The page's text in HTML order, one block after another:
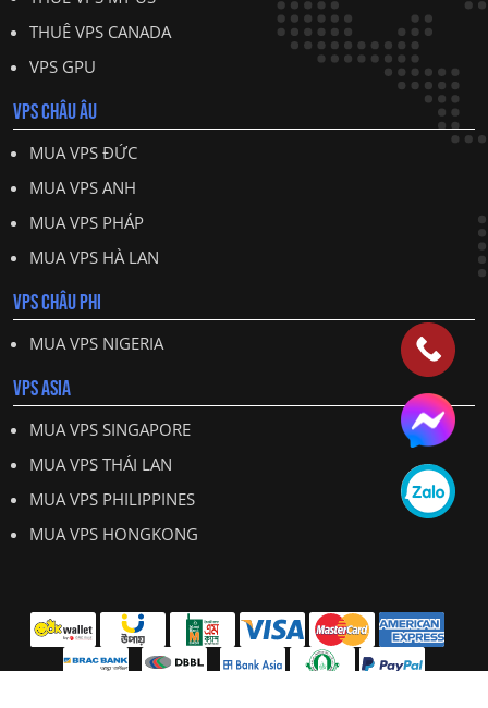
THUÊ VPS CANADA
VPS GPU
VPS CHÂU ÂU
MUA VPS ĐỨC
MUA VPS ANH
MUA VPS PHÁP
MUA VPS HÀ LAN
VPS CHÂU PHI
MUA VPS NIGERIA
VPS ASIA
MUA VPS SINGAPORE
MUA VPS THÁI LAN
MUA VPS PHILIPPINES
MUA VPS HONGKONG